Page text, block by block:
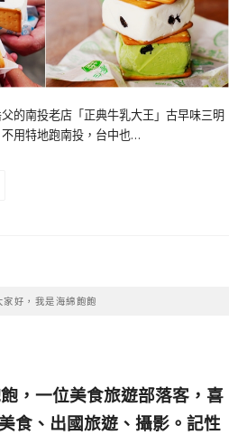
父的南投老店「正典牛乳大王」古早味三明
用特地跑南投，台中也…
家好，我是海綿飽飽
，一位美食旅遊部落客， 喜
食、出國旅遊、攝影。 記性